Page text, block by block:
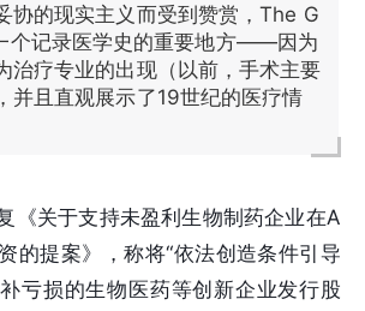
协的现实主义而受到赞赏，The G
个记录医学史的重要地方——因为
治疗专业的出现（以前，手术主要
并且直观展示了19世纪的医疗情
《关于支持未盈利生物制药企业在A
的提案》，称将“依法创造条件引导
亏损的生物医药等创新企业发行股